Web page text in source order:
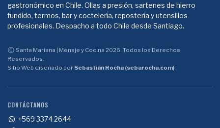
gastronómico en Chile. Ollas a presión, sartenes de hierro
fundido, termos, bar y coctelería, repostería y utensilios
profesionales. Despacho a todo Chile desde Santiago.
Santa Mariana | Menaje y Cocina 2026. Todos los Derechos
Reservados.
Sitio Web diseñado por Sebastián Rocha (sebarocha.com)
CONTÁCTANOS
+569 3374 2644